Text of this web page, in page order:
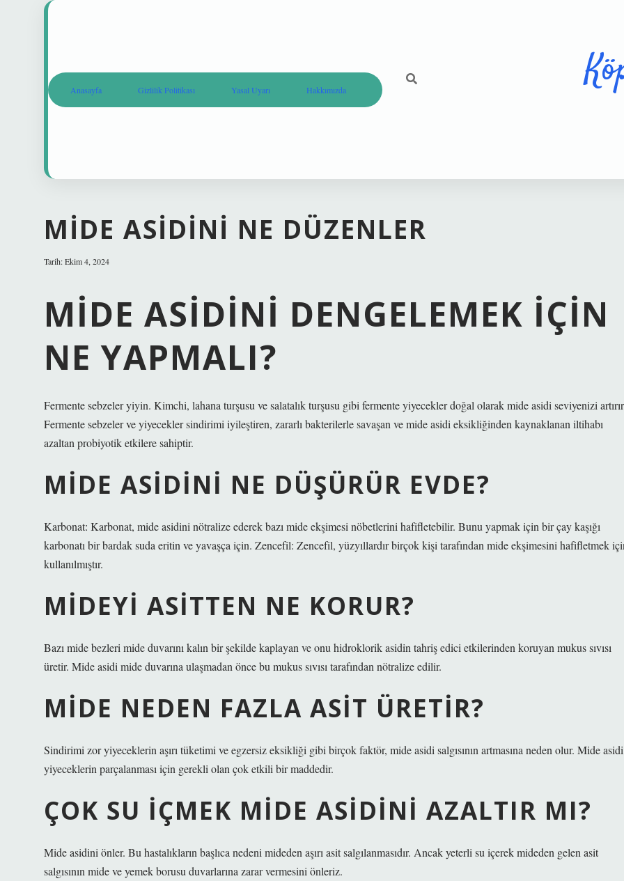
Anasayfa Gizlilik Politikası Yasal Uyarı Hakkımızda
MIDE ASIDINI NE DÜZENLER
Tarih: Ekim 4, 2024
MIDE ASIDINI DENGELEMEK IÇIN
NE YAPMALI?
Fermente sebzeler yiyin. Kimchi, lahana turşusu ve salatalık turşusu gibi fermente yiyecekler doğal olarak mide asidi seviyenizi
Fermente sebzeler ve yiyecekler sindirimi iyileştiren, zararlı bakterilerle savaşan ve mide asidi eksikliğinden kaynaklanan iltihabı
azaltan probiyotik etkilere sahiptir.
MIDE ASIDINI NE DÜŞÜRÜR EVDE?
Karbonat: Karbonat, mide asidini nötralize ederek bazı mide ekşimesi nöbetlerini hafifletebilir. Bunu yapmak için bir çay kaşığı
karbonatı bir bardak suda eritin ve yavaşça için. Zencefil: Zencefil, yüzyıllardır birçok kişi tarafından mide ekşimesini hafifletmek
kullanılmıştır.
MIDEYI ASITTEN NE KORUR?
Bazı mide bezleri mide duvarını kalın bir şekilde kaplayan ve onu hidroklorik asidin tahriş edici etkilerinden koruyan mukus sıvısı
üretir. Mide asidi mide duvarına ulaşmadan önce bu mukus sıvısı tarafından nötralize edilir.
MIDE NEDEN FAZLA ASIT ÜRETIR?
Sindirimi zor yiyeceklerin aşırı tüketimi ve egzersiz eksikliği gibi birçok faktör, mide asidi salgısının artmasına neden olur. Mide
yiyeceklerin parçalanması için gerekli olan çok etkili bir maddedir.
ÇOK SU IÇMEK MIDE ASIDINI AZALTIR MI?
Mide asidini önler. Bu hastalıkların başlıca nedeni mideden aşırı asit salgılanmasıdır. Ancak yeterli su içerek mideden gelen asit
salgısının mide ve yemek borusu duvarlarına zarar vermesini önleriz.